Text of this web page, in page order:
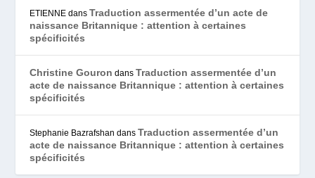
ETIENNE dansTraduction assermentée d’un acte de
naissance Britannique : attention à certaines
spécificités
Christine Gouron dansTraduction assermentée d’un
acte de naissance Britannique : attention à certaines
spécificités
Stephanie Bazrafshan dansTraduction assermentée d’un
acte de naissance Britannique : attention à certaines
spécificités